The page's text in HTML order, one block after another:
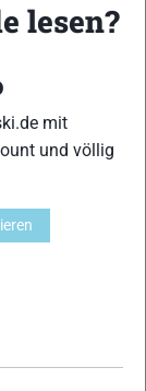
Nordischen
wir haben
jederzeit über
lesen?
mit
und völlig